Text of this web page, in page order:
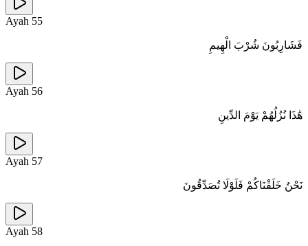
Ayah 55
فَشَارِبُونَ شُرْبَ الْهِيمِ
Ayah 56
هَٰذَا نُزُلُهُمْ يَوْمَ الدِّينِ
Ayah 57
نَحْنُ خَلَقْنَاكُمْ فَلَوْلَا تُصَدِّقُونَ
Ayah 58